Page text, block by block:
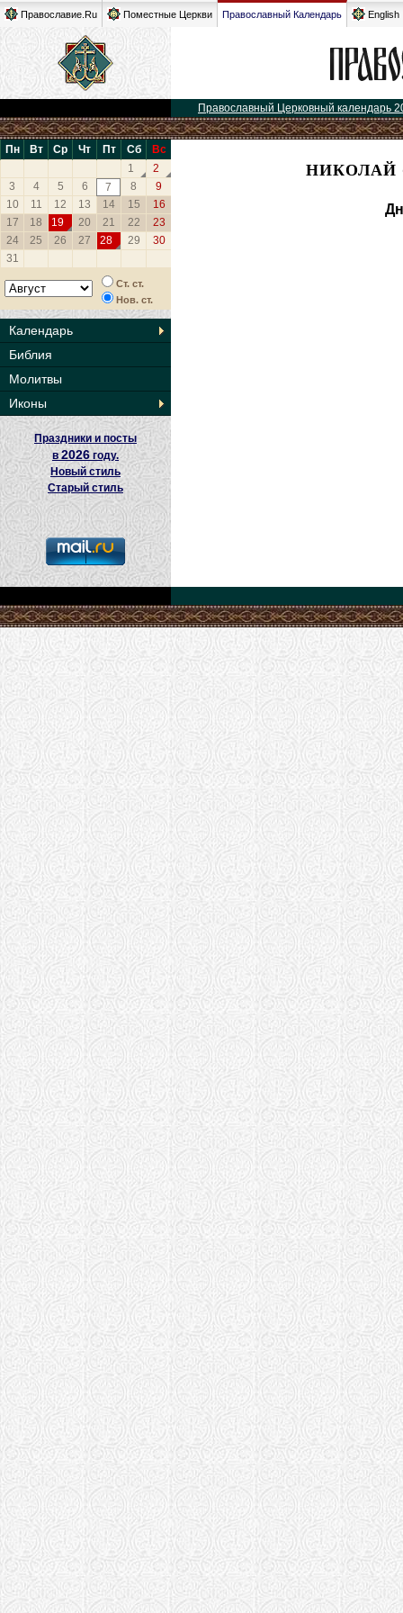
Православие.Ru Поместные Церкви Православный Календарь English
Православный Церковный календарь
Пн Вт Ср Чт Пт Сб
Вс
1
2
3
4 5 6 7 8
9
10
11 12 13 14 15
16
17
18 19 20 21 22
23
24
25 26 27 28 29
30
31
Ст. ст.
Нов. ст.
Календарь
Библия
Молитвы
Иконы
Праздники и посты
в2026 году.
Новый стиль
Старый стиль
НИКОЛАЙ